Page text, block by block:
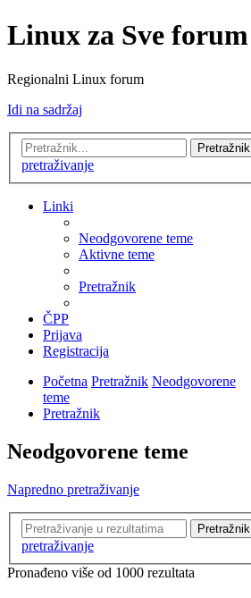
Linux za Sve forum
Regionalni Linux forum
Idi na sadržaj
Pretražnik
pretraživanje
Linki
Neodgovorene teme
Aktivne teme
Pretražnik
ČPP
Prijava
Registracija
Početna Pretražnik Neodgovorene
teme
Pretražnik
Neodgovorene teme
Napredno pretraživanje
Pretražnik
pretraživanje
Pronađeno više od 1000 rezultata